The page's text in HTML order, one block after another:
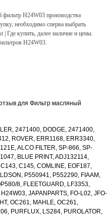
фильтр H24W03 производства
необходимо сперва выбрать
Где купить, далее наличие и цены.
H24W03.
для Фильтр масляный
2471400, DODGE, 2471400,
ROVER, ERR1168, ERR3340,
ALCO FILTER, SP-866, SP-
BLUE PRINT, ADJ132114,
C145, COMLINE, EOF187,
P550941, P552290, FIAAM,
8, FLEETGUARD, LF3353,
JAPANPARTS, FO-L02, JFO-
OC261, MAHLE, OC261,
PURFLUX, LS284, PUROLATOR,